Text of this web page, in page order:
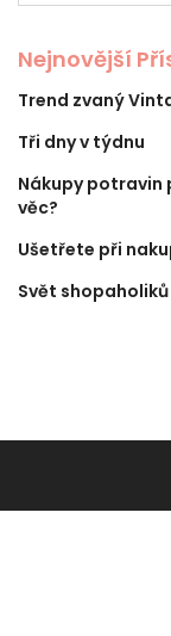
Nejnovější
Trend zvaný
Tři dny v týdnu
Nákupy potravin
věc?
Ušetřete při
Svět shopaholiků